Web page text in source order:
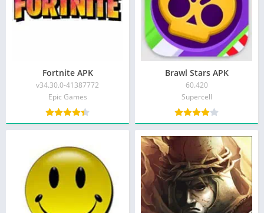
Fortnite APK
v34.30.0-41387772
Epic Games
Brawl Stars APK
60.420
Supercell